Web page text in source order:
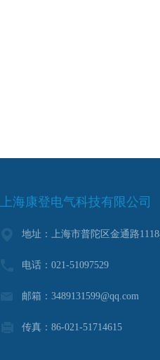
上海康登电气科技有限公司
地址：上海市普陀区金通路
电话：021-51097529
邮箱：3489131599@qq.com
传真：86-021-51714615